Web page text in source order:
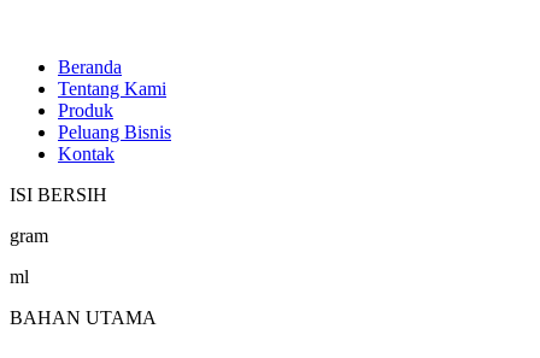
Beranda
Tentang Kami
Produk
Peluang Bisnis
Kontak
ISI BERSIH
gram
ml
BAHAN UTAMA